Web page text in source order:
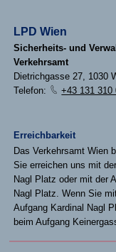
LPD Wien
Sicherheits- und
Verkehrsamt
Dietrichgasse 27, 1030
Telefon:
+43 131 310
Erreichbarkeit
Das Verkehrsamt Wien
Sie erreichen uns mit
Nagl Platz oder mit der
Nagl Platz. Wenn Sie
Aufgang Kardinal Nagl
beim Aufgang